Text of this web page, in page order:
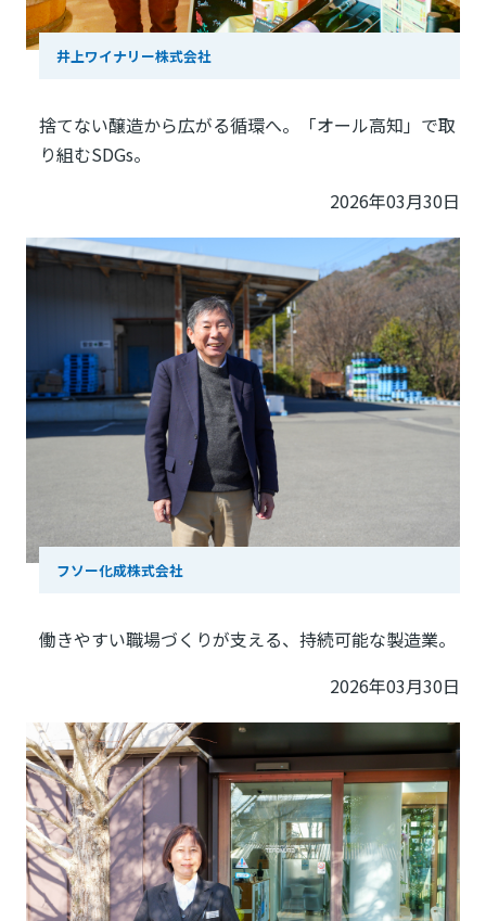
井上ワイナリー株式会社
捨てない醸造から広がる循環へ。「オール高知」で取
り組むSDGs。
2026年03月30日
フソー化成株式会社
働きやすい職場づくりが支える、持続可能な製造業。
2026年03月30日